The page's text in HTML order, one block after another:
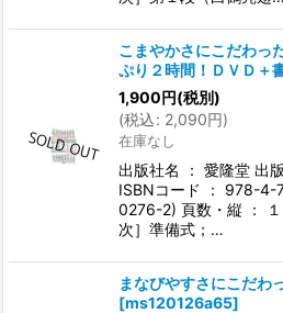
こまやかさにこだわ
ぷり２時間！ＤＶＤ＋
1,900円(税別)
(税込: 2,090円)
在庫なし
出版社名 ： 愛隆堂 出
ISBNコード ： 978-
0276-2) 頁数・縦 ：
次］準備式；…
まなびやすさにこだわ
[ms120126a65]